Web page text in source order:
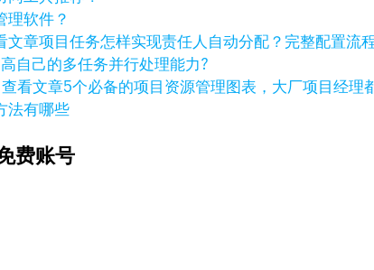
理软件？
文章项目任务怎样实现责任人自动分配？完整配置流
自己的多任务并行处理能力?
查看文章5个必备的项目资源管理图表，大厂项目经理
法有哪些
费账号